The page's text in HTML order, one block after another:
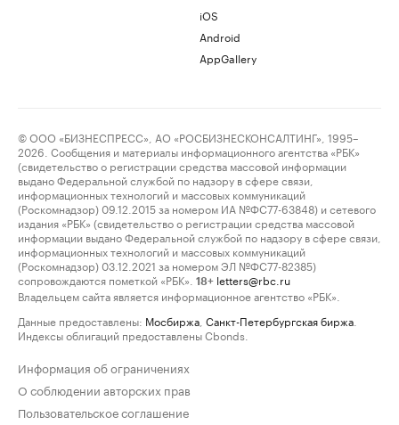
iOS
Android
AppGallery
© ООО «БИЗНЕСПРЕСС», АО «РОСБИЗНЕСКОНСАЛТИНГ», 1995–
2026. Сообщения и материалы информационного агентства «РБК»
(свидетельство о регистрации средства массовой информации
выдано Федеральной службой по надзору в сфере связи,
информационных технологий и массовых коммуникаций
(Роскомнадзор) 09.12.2015 за номером ИА №ФС77-63848) и сетевого
издания «РБК» (свидетельство о регистрации средства массовой
информации выдано Федеральной службой по надзору в сфере связи,
информационных технологий и массовых коммуникаций
(Роскомнадзор) 03.12.2021 за номером ЭЛ №ФС77-82385)
сопровождаются пометкой «РБК».
18+ letters@rbc.ru
Владельцем сайта является информационное агентство «РБК».
Данные предоставлены: Мосбиржа Санкт-Петербургская биржа
Индексы облигаций предоставлены Cbonds.
Информация об ограничениях
О соблюдении авторских прав
Пользовательское соглашение